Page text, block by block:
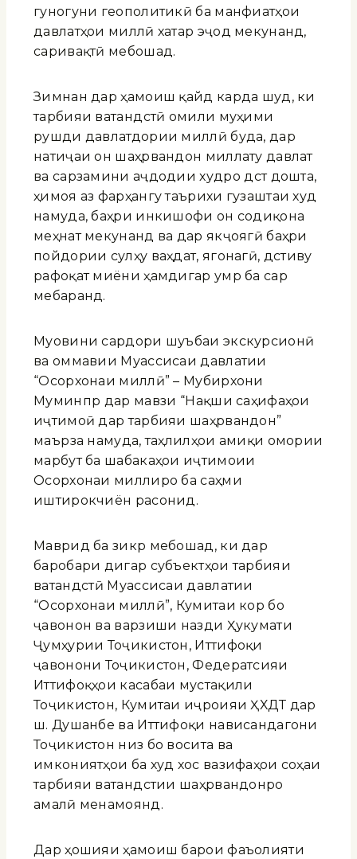
гуногуни геополитикӣ ба манфиатҳои
давлатҳои миллӣ хатар эҷод мекунанд,
саривақтӣ мебошад.
Зимнан дар ҳамоиш қайд карда шуд, ки
тарбияи ватандӯстӣ омили муҳими
рушди давлатдории миллӣ буда, дар
натиҷаи он шаҳрвандон миллату давлат
ва сарзамини аҷдодии худро дӯст дошта,
ҳимоя аз фарҳангу таърихи гузаштаи худ
намуда, баҳри инкишофи он содиқона
меҳнат мекунанд ва дар якҷоягӣ баҳри
пойдории сулҳу ваҳдат, ягонагӣ, дӯстиву
рафоқат миёни ҳамдигар умр ба сар
мебаранд.
Муовини сардори шуъбаи экскурсионӣ
ва оммавии Муассисаи давлатии
“Осорхонаи миллӣ” – Мубирхони
Муминпӯр дар мавзӯи “Нақши саҳифаҳои
иҷтимоӣ дар тарбияи шаҳрвандон”
маърӯза намуда, таҳлилҳои амиқи омории
марбут ба шабакаҳои иҷтимоии
Осорхонаи миллиро ба саҳми
иштирокчиён расонид.
Маврид ба зикр мебошад, ки дар
баробари дигар субъектҳои тарбияи
ватандӯстӣ Муассисаи давлатии
“Осорхонаи миллӣ”, Кумитаи кор бо
ҷавонон ва варзиши назди Ҳукумати
Ҷумҳурии Тоҷикистон, Иттифоқи
ҷавонони Тоҷикистон, Федератсияи
Иттифоқҳои касабаи мустақили
Тоҷикистон, Кумитаи иҷроияи ҲХДТ дар
ш. Душанбе ва Иттифоқи нависандагони
Тоҷикистон низ бо восита ва
имкониятҳои ба худ хос вазифаҳои соҳаи
тарбияи ватандӯстии шаҳрвандонро
амалӣ менамоянд.
Дар ҳошияи ҳамоиш барои фаъолияти